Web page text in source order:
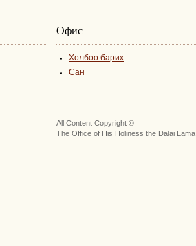
Офис
Холбоо барих
Сан
All Content Copyright ©
The Office of His Holiness the Dalai Lama